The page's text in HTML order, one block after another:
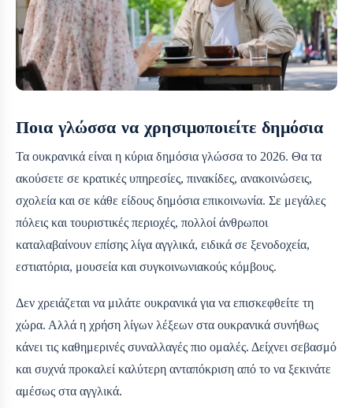
Ποια γλώσσα να χρησιμοποιείτε δημόσια
Τα ουκρανικά είναι η κύρια δημόσια γλώσσα το 2026. Θα τα
ακούσετε σε κρατικές υπηρεσίες, πινακίδες, ανακοινώσεις,
σχολεία και σε κάθε είδους δημόσια επικοινωνία. Σε μεγάλες
πόλεις και τουριστικές περιοχές, πολλοί άνθρωποι
καταλαβαίνουν επίσης λίγα αγγλικά, ειδικά σε ξενοδοχεία,
εστιατόρια, μουσεία και συγκοινωνιακούς κόμβους.
Δεν χρειάζεται να μιλάτε ουκρανικά για να επισκεφθείτε τη
χώρα. Αλλά η χρήση λίγων λέξεων στα ουκρανικά συνήθως
κάνει τις καθημερινές συναλλαγές πιο ομαλές. Δείχνει σεβασμό
και συχνά προκαλεί καλύτερη ανταπόκριση από το να ξεκινάτε
αμέσως στα αγγλικά.